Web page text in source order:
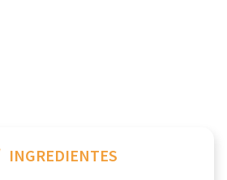
INGREDIENTES